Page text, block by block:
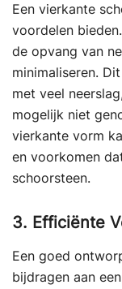
Een vierkante
voordelen
de opvang van
minimaliseren.
met veel
mogelijk niet
vierkante vorm
en voorkomen
schoorsteen.
3. Efficiënte
Een goed
bijdragen aan